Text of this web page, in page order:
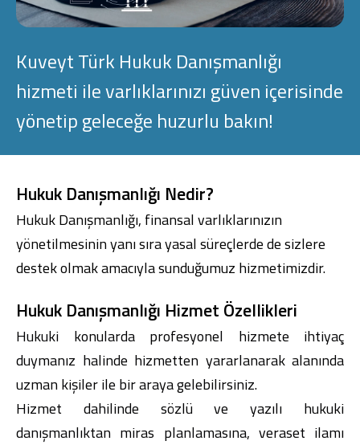
Konut Finansmanı
Tarım Finansmanı
Leasing
Kuveyt Türk Hukuk Danışmanlığı
hizmeti ile varlıklarınızı güven içerisinde
yönetip geleceğe huzurlu bakın!
Hukuk Danışmanlığı Nedir?
Hukuk Danışmanlığı, finansal varlıklarınızın
yönetilmesinin yanı sıra yasal süreçlerde de sizlere
destek olmak amacıyla sunduğumuz hizmetimizdir.
Hukuk Danışmanlığı Hizmet Özellikleri
Hukuki konularda profesyonel hizmete ihtiyaç
duymanız halinde hizmetten yararlanarak alanında
uzman kişiler ile bir araya gelebilirsiniz.
Hizmet dahilinde sözlü ve yazılı hukuki
danışmanlıktan miras planlamasına, veraset ilamı